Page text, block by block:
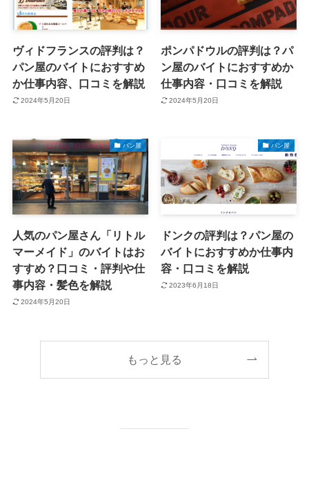
ヴィドフランスの評判は？
パン屋のバイトにおすすめ
か仕事内容、口コミを解説
2024年5月20日
ポンパドウルの評判は？パ
ン屋のバイトにおすすめか
仕事内容・口コミを解説
2024年5月20日
パン屋
人気のパン屋さん「リトル
マーメイド」のバイトはお
すすめ？口コミ・評判や仕
事内容・髪色を解説
2024年5月20日
パン屋
ドンクの評判は？パン屋の
バイトにおすすめか仕事内
容・口コミを解説
2023年6月18日
もっと見る